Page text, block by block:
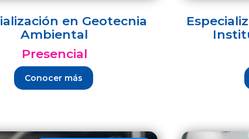
en Geotecnia
Ambiental
Presencial
Conocer más